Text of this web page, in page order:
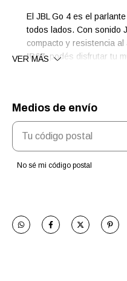
El JBL Go 4 es el
todos lados. Con sonido
compacto y resistencia
IP67, podés disfrutar tu
horas de reproducción
polvo —
certificación
VER MÁS
ENTREGAS PARA EL CP:
Medios de envío
No sé mi código postal